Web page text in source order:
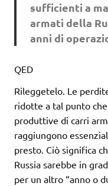
sufficienti a
armati della
anni di
QED
Rileggetelo. Le
ridotte a tal punto
produttive di carri
raggiungono
presto. Ciò significa
Russia sarebbe in
per un altro “anno o